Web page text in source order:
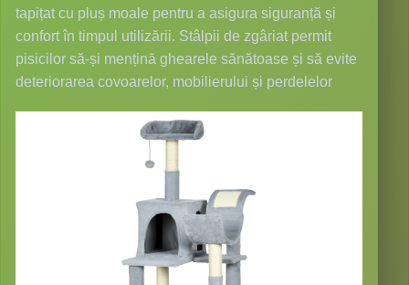
tapițat cu pluș moale pentru a asigura siguranță și
confort în timpul utilizării. Stâlpii de zgâriat permit
pisicilor să-și mențină ghearele sănătoase și să evite
deteriorarea covoarelor, mobilierului și perdelelor